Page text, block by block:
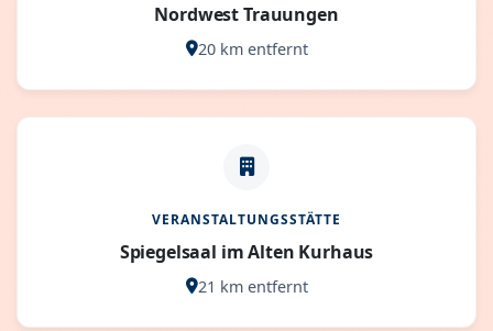
Nordwest Trauungen
20 km entfernt
VERANSTALTUNGSSTÄTTE
Spiegelsaal im Alten Kurhaus
21 km entfernt